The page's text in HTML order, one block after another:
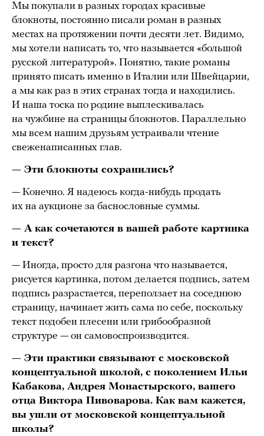
Мы покупали в разных городах красивые
блокноты, постоянно писали роман в разных
местах на протяжении почти десяти лет. Видимо,
мы хотели написать то, что называется «большой
русской литературой». Понятно, такие романы
принято писать именно в Италии или Швейцарии,
а мы как раз в этих странах тогда и находились.
И наша тоска по родине выплескивалась
на чужбине на страницы блокнотов. Параллельно
мы всем нашим друзьям устраивали чтение
свеженаписанных глав.
— Эти блокноты сохранились?
— Конечно. Я надеюсь когда-нибудь продать
их на аукционе за баснословные суммы.
— А как сочетаются в вашей работе картинка
и текст?
— Иногда, просто для разгона что называется,
рисуется картинка, потом делается подпись, затем
подпись разрастается, переползает на соседнюю
страницу, начинает жить сама по себе, поскольку
текст подобен плесени или грибообразной
структуре — он самовоспроизводится.
— Эти практики связывают с московской
концептуальной школой, с поколением Ильи
Кабакова, Андрея Монастырского, вашего
отца Виктора Пивоварова. Как вам кажется,
вы ушли от московской концептуальной
школы?